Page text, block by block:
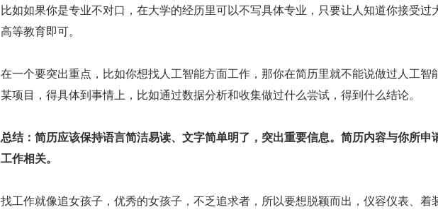
比如如果你是专业不对口，在大学的经历里可以不写具体专业，只要让人知道你接受过
高等教育即可。
在一个要突出重点，比如你想找人工智能方面工作，那你在简历里就不能说做过人工智
某项目，得具体到事情上，比如通过数据分析和收集做过什么尝试，得到什么结论。
总结：简历应该保持语言简洁易读、文字简单明了，突出重要信息。简历内容与你所申
工作相关。
找工作就像追女孩子，优秀的女孩子，不乏追求者，所以要想脱颖而出，仪容仪表、着